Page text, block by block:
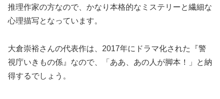
推理作家の方なので、かなり本格的なミステリーと繊細な
心理描写となっています。
大倉崇裕さんの代表作は、2017年にドラマ化された『警
視庁いきもの係』なので、「ああ、あの人が脚本！」と納
得するでしょう。